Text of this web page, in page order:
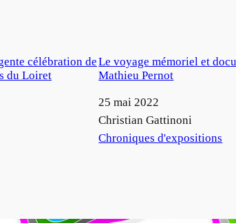
célébration de
du Loiret
Le voyage mémoriel et
Mathieu Pernot
Date
25 mai 2022
Auteur
Christian Gattinoni
Par rapport à
Chroniques d'expositions